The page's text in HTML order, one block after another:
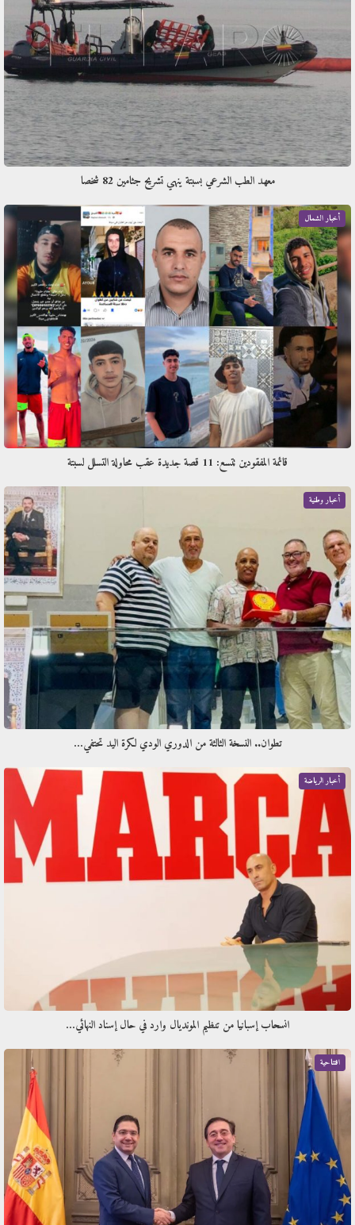
معهد الطب الشرعي بسبتة ينهي تشريح جثامين 82 شخصا
أخبار الشمال
قائمة المفقودين تتسع: 11 قصة جديدة عقب محاولة التسلل لسبتة
أخبار وطنية
تطوان.. النسخة الثالثة من الدوري الودي لكرة اليد تحتفي…
أخبار الرياضة
انسحاب إسبانيا من تنظيم المونديال وارد في حال إسناد النهائي…
افتتاحية